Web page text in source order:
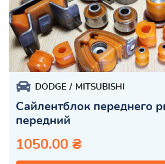
DODGE MITSUBISHI
Сайлентблок переднего
передний
1050.00 ₴